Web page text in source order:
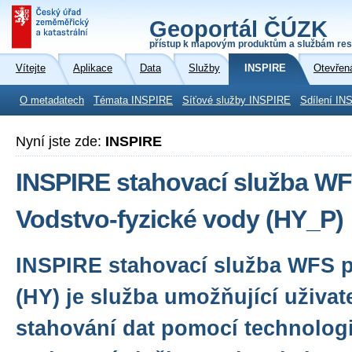
Geoportál ČÚZK
přístup k mapovým produktům a službám
Vítejte Aplikace Data Služby INSPIRE
O metadatech Témata INSPIRE Síťové služby INSPIRE Sdílení
Nyní jste zde: INSPIRE
INSPIRE stahovací služba
Vodstvo-fyzické vody (HY_P)
INSPIRE stahovací služba WFS
(HY) je služba umožňující
stahování dat pomocí